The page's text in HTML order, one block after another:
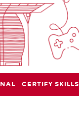
CERTIFY SKILLS